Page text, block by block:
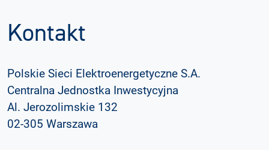
Kontakt
Polskie Sieci Elektroenergetyczne S.A.
Centralna Jednostka Inwestycyjna
Al. Jerozolimskie 132
02-305 Warszawa